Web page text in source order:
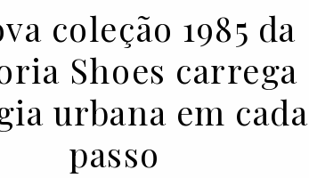
coleção 1985 da
Shoes carrega
urbana em cada
passo